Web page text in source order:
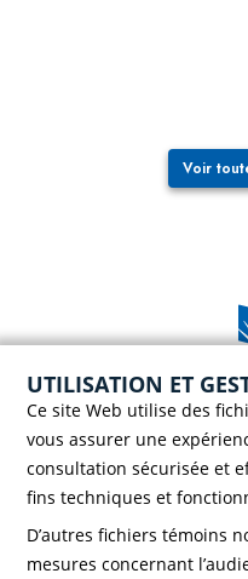
Voir
Case postale
Rivière-du-
UTILISATION ET
Ce site Web utilise des
vous assurer une
consultation sécurisée et
fins techniques et
D’autres fichiers témoins
mesures concernant